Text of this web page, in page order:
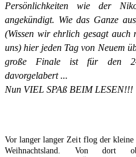
Persönlichkeiten wie der
angekündigt. Wie das Ganze
(Wissen wir ehrlich gesagt auch
uns) hier jeden Tag von Neuem
große Finale ist für den
davorgelabert ...
Nun VIEL SPAß BEIM LESEN!!!
Vor langer langer Zeit flog der kleine
Weihnachtsland. Von